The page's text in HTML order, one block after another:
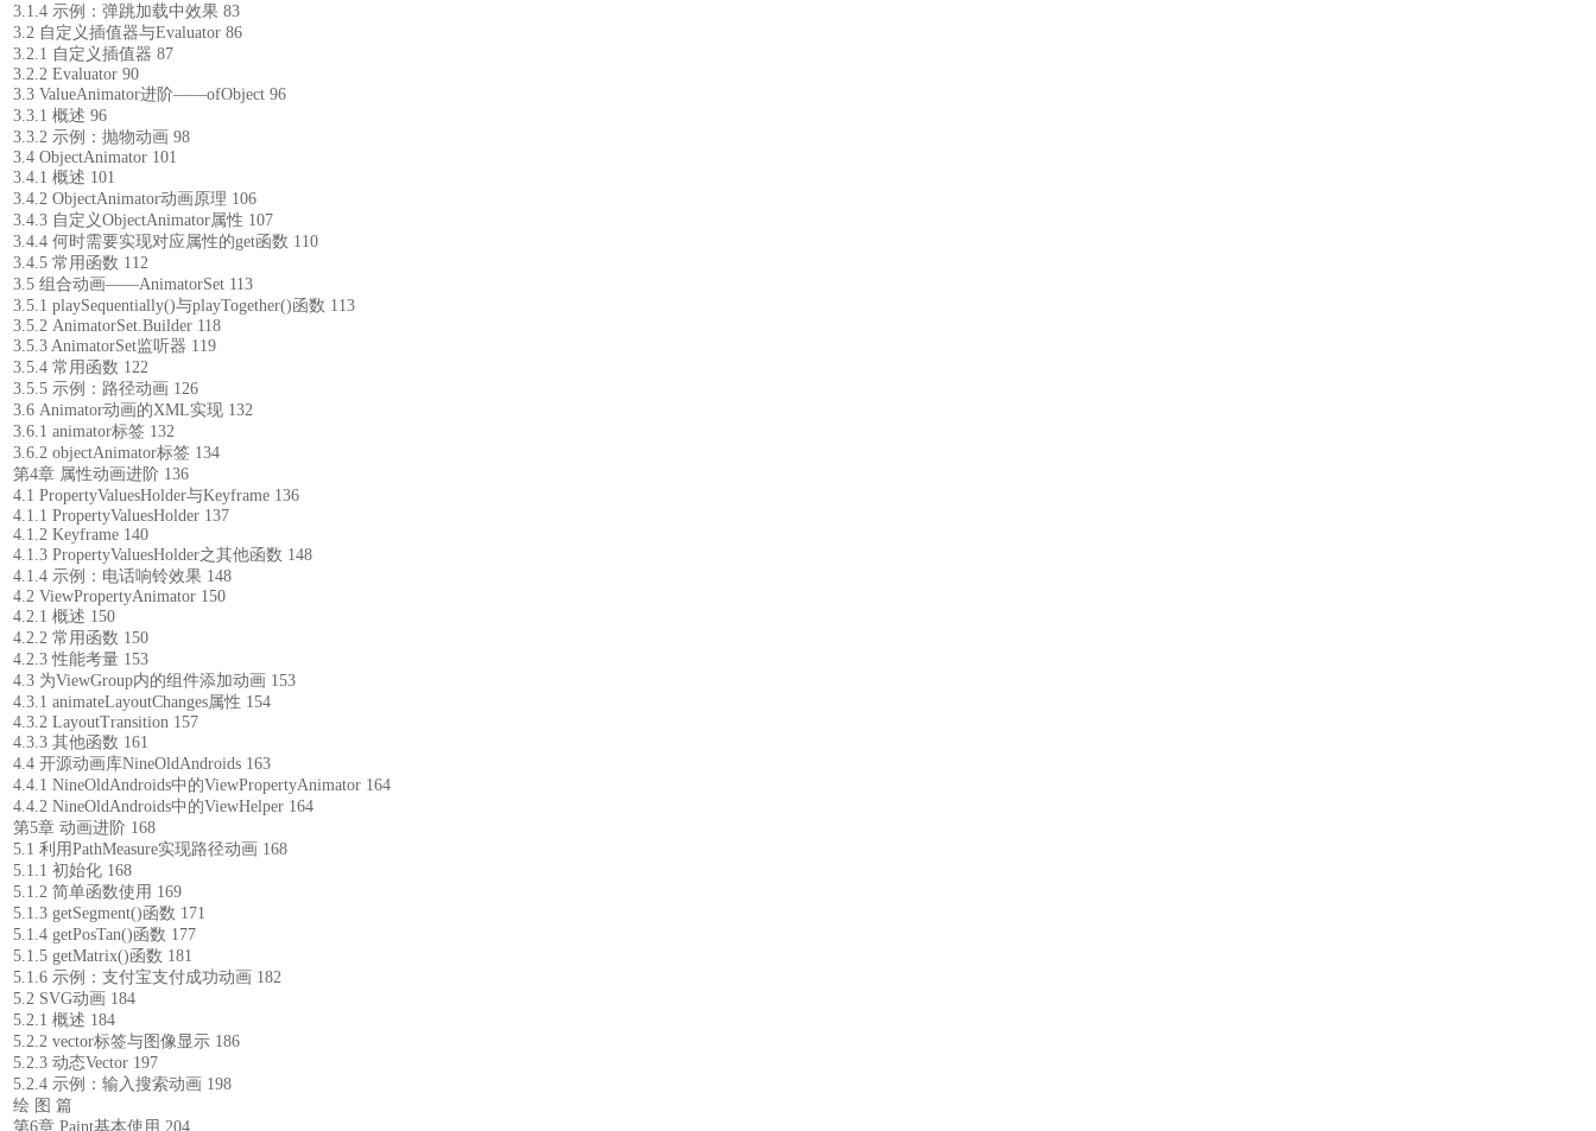
3.1.4 示例：弹跳加载中效果 83
3.2 自定义插值器与Evaluator 86
3.2.1 自定义插值器 87
3.2.2 Evaluator 90
3.3 ValueAnimator进阶——ofObject 96
3.3.1 概述 96
3.3.2 示例：抛物动画 98
3.4 ObjectAnimator 101
3.4.1 概述 101
3.4.2 ObjectAnimator动画原理 106
3.4.3 自定义ObjectAnimator属性 107
3.4.4 何时需要实现对应属性的get函数 110
3.4.5 常用函数 112
3.5 组合动画——AnimatorSet 113
3.5.1 playSequentially()与playTogether()函数 113
3.5.2 AnimatorSet.Builder 118
3.5.3 AnimatorSet监听器 119
3.5.4 常用函数 122
3.5.5 示例：路径动画 126
3.6 Animator动画的XML实现 132
3.6.1 animator标签 132
3.6.2 objectAnimator标签 134
第4章 属性动画进阶 136
4.1 PropertyValuesHolder与Keyframe 136
4.1.1 PropertyValuesHolder 137
4.1.2 Keyframe 140
4.1.3 PropertyValuesHolder之其他函数 148
4.1.4 示例：电话响铃效果 148
4.2 ViewPropertyAnimator 150
4.2.1 概述 150
4.2.2 常用函数 150
4.2.3 性能考量 153
4.3 为ViewGroup内的组件添加动画 153
4.3.1 animateLayoutChanges属性 154
4.3.2 LayoutTransition 157
4.3.3 其他函数 161
4.4 开源动画库NineOldAndroids 163
4.4.1 NineOldAndroids中的ViewPropertyAnimator 164
4.4.2 NineOldAndroids中的ViewHelper 164
第5章 动画进阶 168
5.1 利用PathMeasure实现路径动画 168
5.1.1 初始化 168
5.1.2 简单函数使用 169
5.1.3 getSegment()函数 171
5.1.4 getPosTan()函数 177
5.1.5 getMatrix()函数 181
5.1.6 示例：支付宝支付成功动画 182
5.2 SVG动画 184
5.2.1 概述 184
5.2.2 vector标签与图像显示 186
5.2.3 动态Vector 197
5.2.4 示例：输入搜索动画 198
绘 图 篇
第6章 Paint基本使用 204